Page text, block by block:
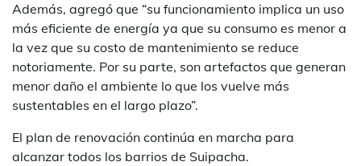
Además, agregó que “su funcionamiento implica un uso
más eficiente de energía ya que su consumo es menor a
la vez que su costo de mantenimiento se reduce
notoriamente. Por su parte, son artefactos que generan
menor daño el ambiente lo que los vuelve más
sustentables en el largo plazo”.
El plan de renovación continúa en marcha para
alcanzar todos los barrios de Suipacha.